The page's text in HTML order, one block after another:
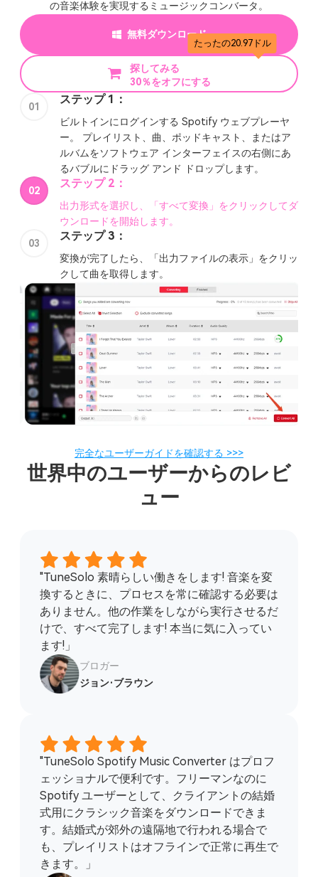
の音楽体験を実現するミュージックコンバータ。
無料ダウンロード
探してみる
30％をオフにする
たったの20.97ドル
01
ステップ 1：
ビルトインにログインする Spotify ウェブプレーヤ
ー。 プレイリスト、曲、ポッドキャスト、またはア
ルバムをソフトウェア インターフェイスの右側にあ
るバブルにドラッグ アンド ドロップします。
02
ステップ 2：
出力形式を選択し、「すべて変換」をクリックしてダ
ウンロードを開始します。
03
ステップ 3：
変換が完了したら、「出力ファイルの表示」をクリッ
クして曲を取得します。
完全なユーザーガイドを確認する >>>
世界中のユーザーからのレビ
ュー
"TuneSolo 素晴らしい働きをします! 音楽を変
換するときに、プロセスを常に確認する必要は
ありません。他の作業をしながら実行させるだ
けで、すべて完了します! 本当に気に入ってい
ます!」
ブロガー
ジョン·ブラウン
"TuneSolo Spotify Music Converter はプロフ
ェッショナルで便利です。フリーマンなのに
Spotify ユーザーとして、クライアントの結婚
式用にクラシック音楽をダウンロードできま
す。結婚式が郊外の遠隔地で行われる場合で
も、プレイリストはオフラインで正常に再生で
きます。」